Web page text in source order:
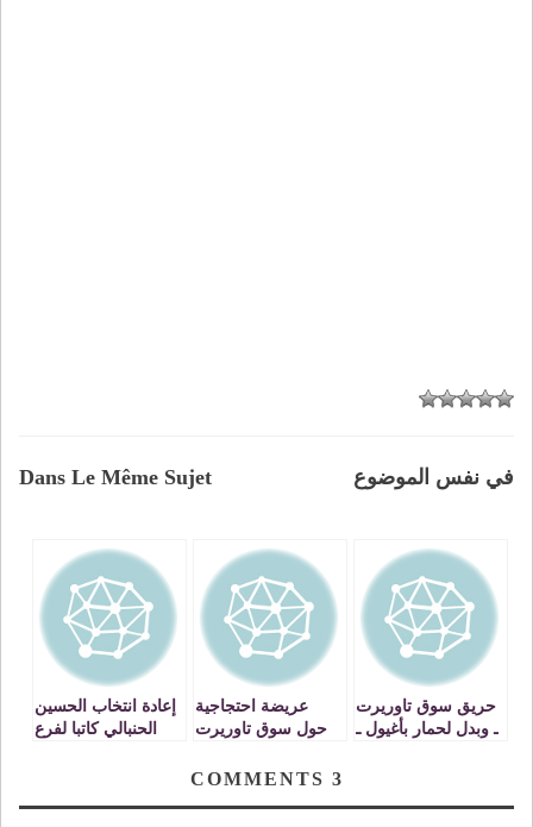
Dans Le Même Sujet في نفس الموضوع
حريق سوق تاوريرت
ـ وبدل لحمار بأغيول ـ
عريضة احتجاجية
حول سوق تاوريرت
إعادة انتخاب الحسين
الحنبالي كاتبا لفرع
3